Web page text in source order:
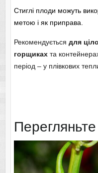
Стиглі плоди можуть
метою і як приправа.
Рекомендується для
горщикахта
період – у плівкових